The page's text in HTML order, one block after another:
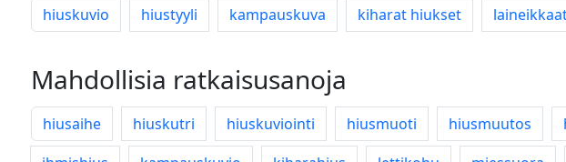
hiuskuvio hiustyyli kampauskuva kiharat hiukset
Mahdollisia ratkaisusanoja
hiusaihe hiuskutri hiuskuviointi hiusmuoti hiusmuutos